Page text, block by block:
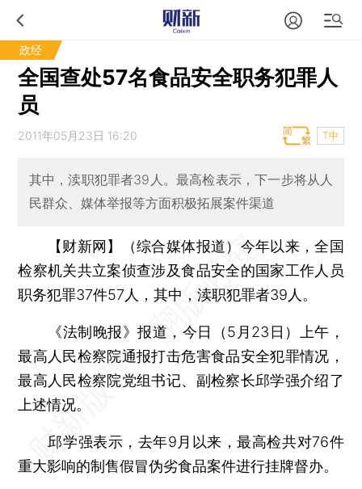
政经
全国查处57名食品安全职务犯罪人
员
2011年05月23日 16:20 T中
其中，渎职犯罪者39人。最高检表示，下一步将从人
民群众、媒体举报等方面积极拓展案件渠道
【财新网】（综合媒体报道） 今年以来，全国
检察机关共立案侦查涉及食品安全的国家工作人员
职务犯罪37件57人，其中，渎职犯罪者39人。
《法制晚报》报道，今日（5月23日）上午，
最高人民检察院通报打击危害食品安全犯罪情况，
最高人民检察院党组书记、副检察长邱学强介绍了
上述情况。
邱学强表示，去年9月以来，最高检共对76件
重大影响的制售假冒伪劣食品案件进行挂牌督办。